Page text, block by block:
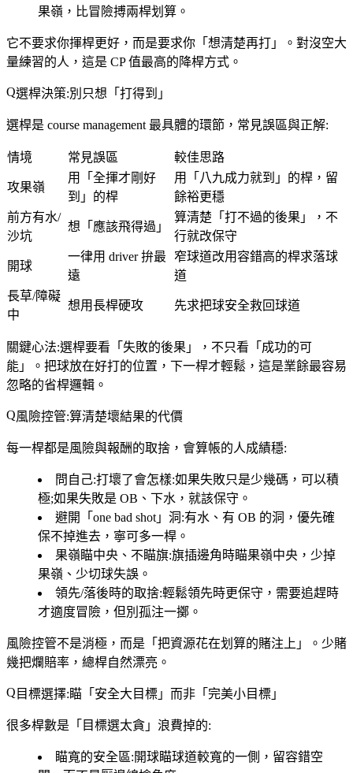
果嶺，比冒險搏兩桿划算。
它不要求你揮桿更好，而是要求你「想清楚再打」。對沒空大
量練習的人，這是 CP 值最高的降桿方式。
選桿決策:別只想「打得到」
選桿是 course management 最具體的環節，常見誤區與正解:
情境 常見誤區 較佳思路
攻果嶺
用「全揮才剛好
到」的桿
用「八九成力就到」的桿，留
餘裕更穩
前方有水/
沙坑
想「應該飛得過」
算清楚「打不過的後果」，不
行就改保守
開球
一律用 driver 拚最
遠
窄球道改用容錯高的桿求落球
道
長草/障礙
中
想用長桿硬攻 先求把球安全救回球道
關鍵心法:選桿要看「失敗的後果」，不只看「成功的可
能」
。把球放在好打的位置，下一桿才輕鬆，這是業餘最容易
忽略的省桿邏輯。
風險控管:算清楚壞結果的代價
每一桿都是風險與報酬的取捨，會算帳的人成績穩:
問自己:打壞了會怎樣:如果失敗只是少幾碼，可以積
極;如果失敗是 OB、下水，就該保守。
避開「one bad shot」洞 :有水、有 OB 的洞，優先確
保不掉進去，寧可多一桿。
果嶺瞄中央、不瞄旗:旗插邊角時瞄果嶺中央，少掉
果嶺、少切球失誤。
領先/落後時的取捨:輕鬆領先時更保守，需要追趕時
才適度冒險，但別孤注一擲。
風險控管不是消極，而是「把資源花在划算的賭注上」。少賭
幾把爛賠率，總桿自然漂亮。
目標選擇:瞄「安全大目標」而非「完美小目標」
很多桿數是「目標選太貪」浪費掉的:
瞄寬的安全區:開球瞄球道較寬的一側，留容錯空